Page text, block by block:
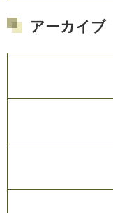
アーカイブ